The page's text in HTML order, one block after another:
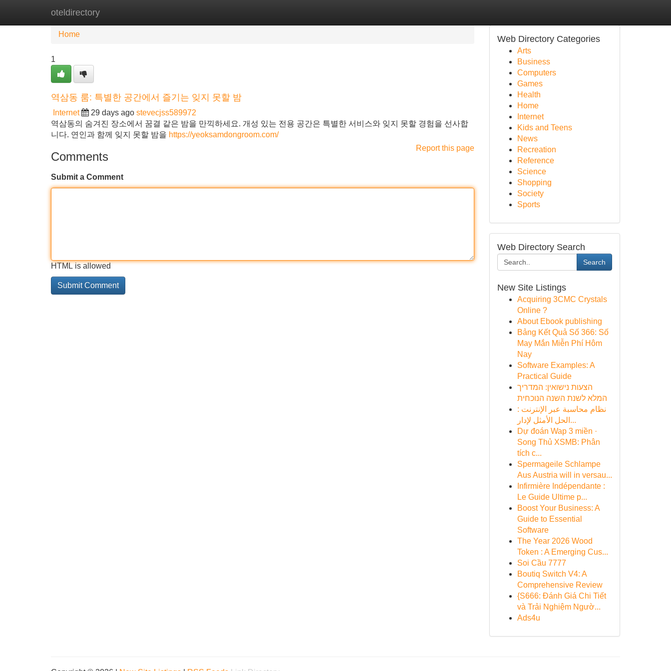
oteldirectory
Home
Home
1
역삼동 룸: 특별한 공간에서 즐기는 잊지 못할 밤
Internet 29 days ago stevecjss589972
역삼동의 숨겨진 장소에서 꿈결 같은 밤을 만끽하세요. 개성 있는 전용 공간은 특별한 서비스와 잊지 못할 경험을 선사합
니다. 연인과 함께 잊지 못할 밤을 https://yeoksamdongroom.com/
Report this page
Comments
Submit a Comment
HTML is allowed
Web Directory Categories
Arts
Business
Computers
Games
Health
Home
Internet
Kids and Teens
News
Recreation
Reference
Science
Shopping
Society
Sports
Web Directory Search
Search
New Site Listings
Acquiring 3CMC Crystals
Online ?
About Ebook publishing
Bảng Kết Quả Số 366: Số
May Mắn Miễn Phí Hôm
Nay
Software Examples: A
Practical Guide
הצעות נישואין: המדריך
המלא לשנת השנה הנוכחית
نظام محاسبة عبر الإنترنت :
الحل الأمثل لإدار...
Dự đoán Wap 3 miền ·
Song Thủ XSMB: Phân
tích c...
Spermageile Schlampe
Aus Austria will in versau...
Infirmière Indépendante :
Le Guide Ultime p...
Boost Your Business: A
Guide to Essential
Software
The Year 2026 Wood
Token : A Emerging Cus...
Soi Cầu 7777
Boutiq Switch V4: A
Comprehensive Review
{S666: Đánh Giá Chi Tiết
và Trải Nghiệm Ngườ...
Ads4u